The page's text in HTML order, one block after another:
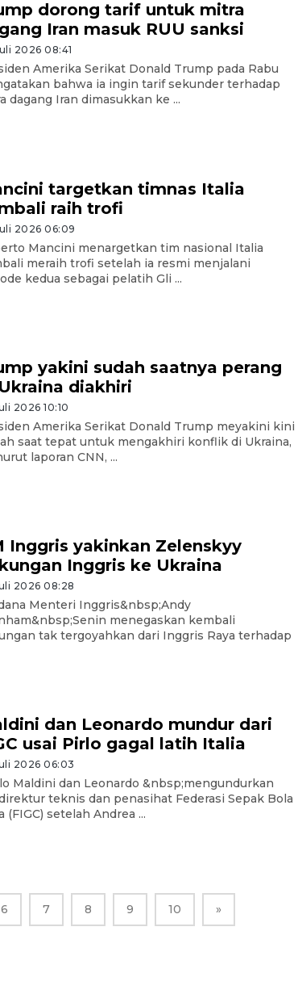
dorong tarif untuk mitra
Iran masuk RUU sanksi
2026 08:41
Amerika Serikat Donald Trump pada Rabu
bahwa ia ingin tarif sekunder terhadap
dagang Iran dimasukkan ke ...
targetkan timnas Italia
raih trofi
2026 06:09
Mancini menargetkan tim nasional Italia
meraih trofi setelah ia resmi menjalani
kedua sebagai pelatih Gli ...
yakini sudah saatnya perang
diakhiri
2026 10:10
Amerika Serikat Donald Trump meyakini kini
saat tepat untuk mengakhiri konflik di Ukraina,
laporan CNN, ...
Inggris yakinkan Zelenskyy
Inggris ke Ukraina
2026 08:28
Menteri Inggris&nbsp;Andy
menegaskan kembali
tak tergoyahkan dari Inggris Raya terhadap
dan Leonardo mundur dari
usai Pirlo gagal latih Italia
2026 06:03
Maldini dan Leonardo &nbsp;mengundurkan
teknis dan penasihat Federasi Sepak Bola
(FIGC) setelah Andrea ...
6 7 8 9 10 »
7 Agustus 2026 14:36
BPBD Jatim kerahkan "Drone
Water Spray" bantu padamkan
kebakaran Bromo
6 Agustus 2026 18:23